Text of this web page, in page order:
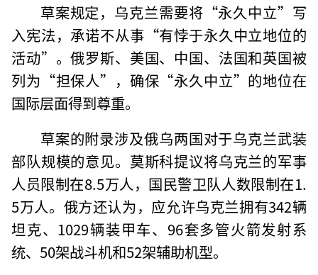
草案规定，乌克兰需要将“永久中立”写
入宪法，承诺不从事“有悖于永久中立地位的
活动”。俄罗斯、美国、中国、法国和英国被
列为“担保人”，确保“永久中立”的地位在
国际层面得到尊重。
草案的附录涉及俄乌两国对于乌克兰武装
部队规模的意见。莫斯科提议将乌克兰的军事
人员限制在8.5万人，国民警卫队人数限制在1.
5万人。俄方还认为，应允许乌克兰拥有342辆
坦克、1029辆装甲车、96套多管火箭发射系
统、50架战斗机和52架辅助机型。